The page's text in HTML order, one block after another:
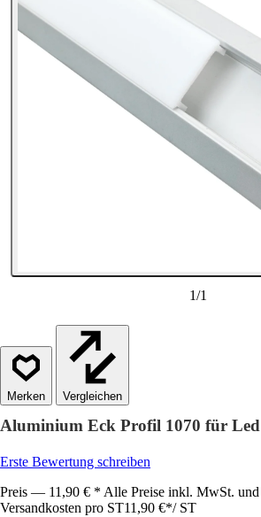
1/1
Vergleichen
Aluminium Eck Profil 1070 für
Erste Bewertung schreiben
Preis — 11,90 € * Alle Preise inkl. MwSt.
Versandkosten pro ST11,90 €*/ ST